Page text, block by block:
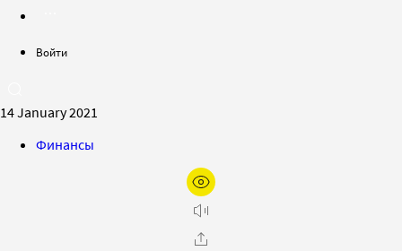
Войти
14 January 2021
Финансы